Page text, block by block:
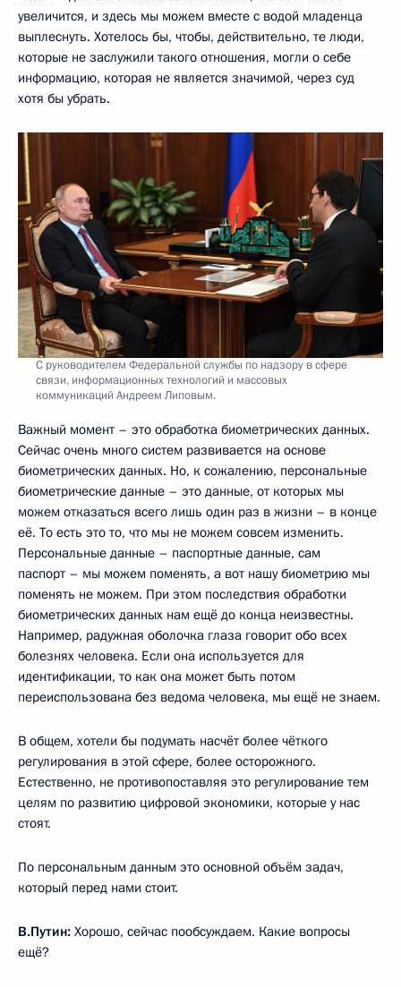
увеличится, и здесь мы можем вместе с водой младенца
выплеснуть. Хотелось бы, чтобы, действительно, те люди,
которые не заслужили такого отношения, могли о себе
информацию, которая не является значимой, через суд
хотя бы убрать.
С руководителем Федеральной службы по надзору в сфере
связи, информационных технологий и массовых
коммуникаций Андреем Липовым.
Важный момент – это обработка биометрических данных.
Сейчас очень много систем развивается на основе
биометрических данных. Но, к сожалению, персональные
биометрические данные – это данные, от которых мы
можем отказаться всего лишь один раз в жизни – в конце
её. То есть это то, что мы не можем совсем изменить.
Персональные данные – паспортные данные, сам
паспорт – мы можем поменять, а вот нашу биометрию мы
поменять не можем. При этом последствия обработки
биометрических данных нам ещё до конца неизвестны.
Например, радужная оболочка глаза говорит обо всех
болезнях человека. Если она используется для
идентификации, то как она может быть потом
переиспользована без ведома человека, мы ещё не знаем.
В общем, хотели бы подумать насчёт более чёткого
регулирования в этой сфере, более осторожного.
Естественно, не противопоставляя это регулирование тем
целям по развитию цифровой экономики, которые у нас
стоят.
По персональным данным это основной объём задач,
который перед нами стоит.
В.Путин: Хорошо, сейчас пообсуждаем. Какие вопросы
ещё?